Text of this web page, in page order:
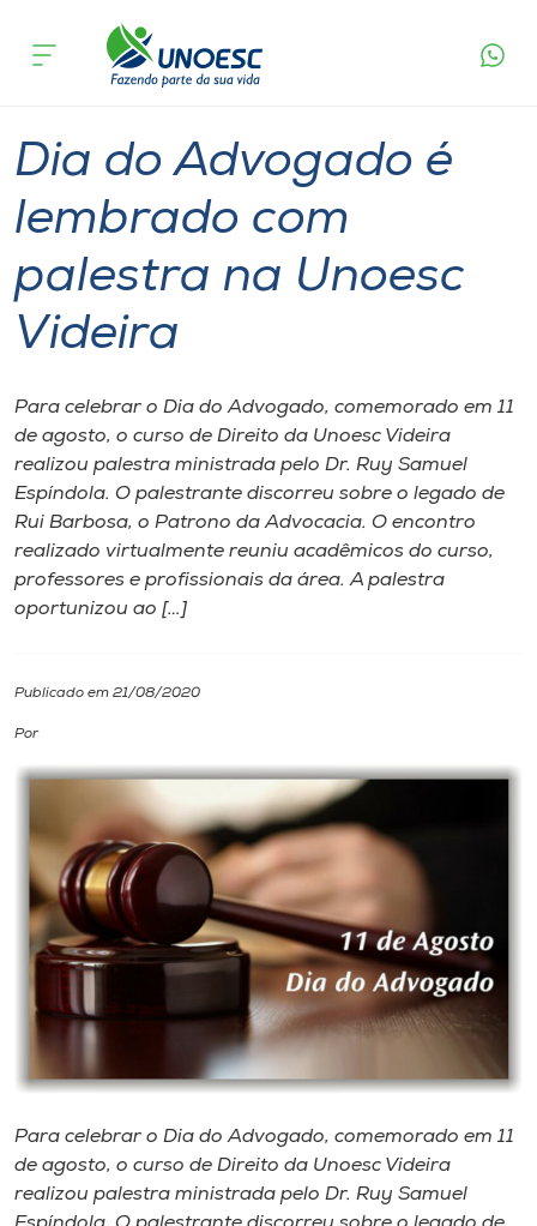
Cursos
Pesquisa
Atendimento ao Estudante
Portal de Ensino
A
Unoesc
Internacionalização
I.nova
Cultura
Biblioteca
Editora
Rádio
Museu
Unoesc
Store
acontece
Dia do Advogado é
lembrado com
palestra na Unoesc
Videira
Para celebrar o Dia do Advogado, comemorado em 11
de agosto, o curso de Direito da Unoesc Videira
realizou palestra ministrada pelo Dr. Ruy Samuel
Espíndola. O palestrante discorreu sobre o legado de
Rui Barbosa, o Patrono da Advocacia. O encontro
realizado virtualmente reuniu acadêmicos do curso,
professores e profissionais da área. A palestra
oportunizou ao […]
Publicado em 21/08/2020
Por
Para celebrar o Dia do Advogado, comemorado em 11
de agosto, o curso de Direito da Unoesc Videira
realizou palestra ministrada pelo Dr. Ruy Samuel